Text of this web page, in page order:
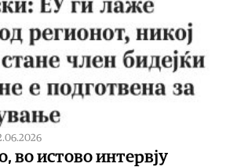
во истово интервју